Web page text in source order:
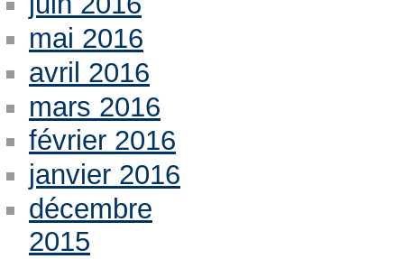
mai 2016
avril 2016
mars 2016
février 2016
janvier 2016
décembre
2015